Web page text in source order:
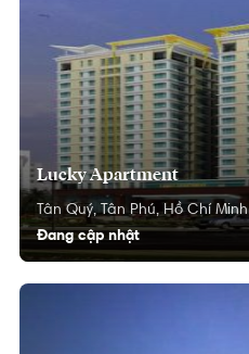
Lucky Apartment
Tân Quý, Tân Phú, Hồ Chí Minh
Đang cập nhật